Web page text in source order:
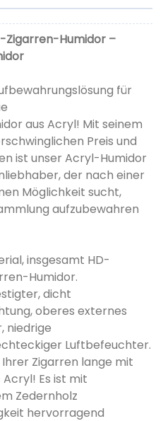
Humidor –
für
aus Acryl! Mit seinem
Preis und
ist unser Acryl-Humidor
der nach einer
Möglichkeit sucht,
aufzubewahren
insgesamt HD-
Humidor.
dicht
oberes externes
niedrige
Luftbefeuchter.
Ihrer Zigarren lange mit
Es ist mit
Zedernholz
hervorragend